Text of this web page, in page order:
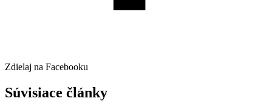
Zdielaj na Facebooku
Súvisiace články